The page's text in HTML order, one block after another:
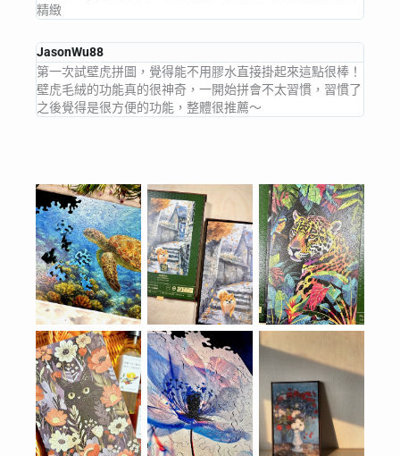
精緻
JasonWu88
第一次試壁虎拼圖，覺得能不用膠水直接掛起來這點很棒！
壁虎毛絨的功能真的很神奇，一開始拼會不太習慣，習慣了
之後覺得是很方便的功能，整體很推薦～